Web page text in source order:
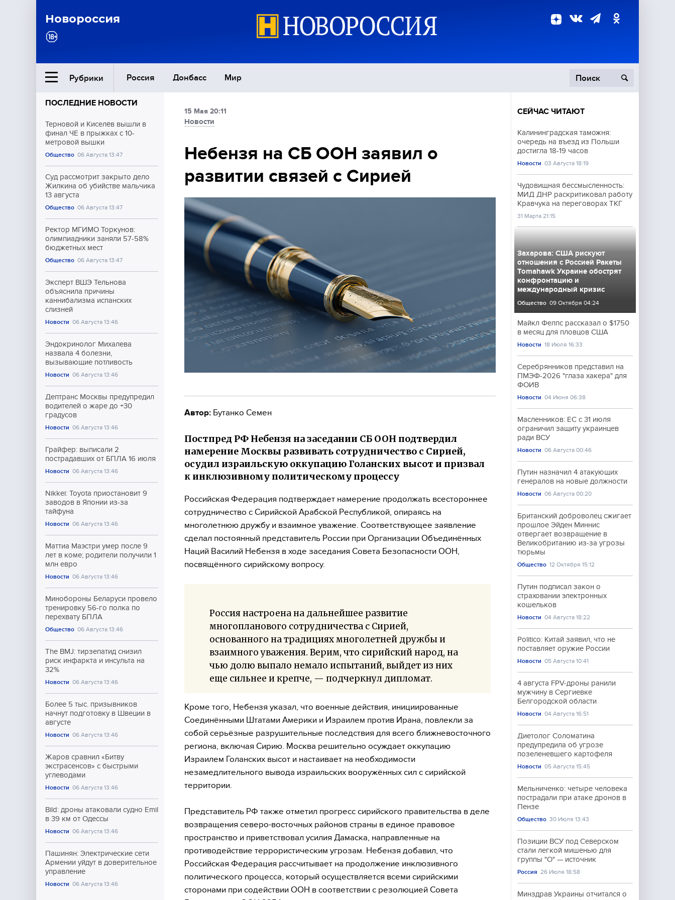
Новороссия
Рубрики Россия Донбасс Мир
Ближний Восток
Общество
Экономика
Происшествия
Культура
Спорт
ПОСЛЕДНИЕ НОВОСТИ
Терновой и Киселёв вышли в
финал ЧЕ в прыжках с 10-
метровой вышки
Общество 06 Августа 13:47
Суд рассмотрит закрыто дело
Жилкина об убийстве мальчика
13 августа
Общество 06 Августа 13:47
Ректор МГИМО Торкунов:
олимпиадники заняли 57-58%
бюджетных мест
Общество 06 Августа 13:47
Эксперт ВШЭ Тельнова
объяснила причины
каннибализма испанских
слизней
Новости 06 Августа 13:46
Эндокринолог Михалева
назвала 4 болезни,
вызывающие потливость
Новости 06 Августа 13:46
Дептранс Москвы предупредил
водителей о жаре до +30
градусов
Новости 06 Августа 13:46
Грайфер: выписали 2
пострадавших от БПЛА 16 июля
Новости 06 Августа 13:46
Nikkei: Toyota приостановит 9
заводов в Японии из-за
тайфуна
Новости 06 Августа 13:46
Маттиа Маэстри умер после 9
лет в коме; родители получили 1
млн евро
Новости 06 Августа 13:46
Минобороны Беларуси провело
тренировку 56-го полка по
перехвату БПЛА
Общество 06 Августа 13:46
The BMJ: тирзепатид снизил
риск инфаркта и инсульта на
32%
Новости 06 Августа 13:46
Более 5 тыс. призывников
начнут подготовку в Швеции в
августе
Новости 06 Августа 13:46
Жаров сравнил «Битву
экстрасенсов» с быстрыми
углеводами
Новости 06 Августа 13:46
Bild: дроны атаковали судно Emil
в 39 км от Одессы
Новости 06 Августа 13:46
Пашинян: Электрические сети
Армении уйдут в доверительное
управление
Новости 06 Августа 13:46
15 Мая 20:11
Новости
Небензя на СБ ООН заявил о
развитии связей с Сирией
Автор: Бутанко Семен
Постпред РФ Небензя на заседании СБ ООН подтвердил
намерение Москвы развивать сотрудничество с Сирией,
осудил израильскую оккупацию Голанских высот и призвал
к инклюзивному политическому процессу
Российская Федерация подтверждает намерение продолжать всестороннее
сотрудничество с Сирийской Арабской Республикой, опираясь на
многолетнюю дружбу и взаимное уважение. Соответствующее заявление
сделал постоянный представитель России при Организации Объединённых
Наций Василий Небензя в ходе заседания Совета Безопасности ООН,
посвящённого сирийскому вопросу.
Россия настроена на дальнейшее развитие
многопланового сотрудничества с Сирией,
основанного на традициях многолетней дружбы и
взаимного уважения. Верим, что сирийский народ, на
чью долю выпало немало испытаний, выйдет из них
еще сильнее и крепче, — подчеркнул дипломат.
Кроме того, Небензя указал, что военные действия, инициированные
Соединёнными Штатами Америки и Израилем против Ирана, повлекли за
собой серьёзные разрушительные последствия для всего ближневосточного
региона, включая Сирию. Москва решительно осуждает оккупацию
Израилем Голанских высот и настаивает на необходимости
незамедлительного вывода израильских вооружённых сил с сирийской
территории.
Представитель РФ также отметил прогресс сирийского правительства в деле
возвращения северо-восточных районов страны в единое правовое
пространство и приветствовал усилия Дамаска, направленные на
противодействие террористическим угрозам. Небензя добавил, что
Российская Федерация рассчитывает на продолжение инклюзивного
политического процесса, который осуществляется всеми сирийскими
сторонами при содействии ООН в соответствии с резолюцией Совета
СЕЙЧАС ЧИТАЮТ
Калининградская таможня:
очередь на въезд из Польши
достигла 18-19 часов
Новости 03 Августа 18:19
Чудовищная бессмысленность:
МИД ДНР раскритиковал работу
Кравчука на переговорах ТКГ
31 Марта 21:15
Захарова: США рискуют
отношения с Россией Ракеты
Tomahawk Украине обострят
конфронтацию и
международный кризис
Общество 09 Октября 04:24
Майкл Фелпс рассказал о $1750
в месяц для пловцов США
Новости 18 Июля 16:33
Серебрянников представил на
ПМЭФ-2026 "глаза хакера" для
ФОИВ
Новости 04 Июня 06:38
Масленников: ЕС с 31 июля
ограничил защиту украинцев
ради ВСУ
Новости 06 Августа 00:46
Путин назначил 4 атакующих
генералов на новые должности
Новости 06 Августа 00:20
Британский доброволец сжигает
прошлое Эйден Миннис
отвергает возвращение в
Великобританию из-за угрозы
тюрьмы
Общество 12 Октября 15:12
Путин подписал закон о
страховании электронных
кошельков
Новости 04 Августа 18:22
Politico: Китай заявил, что не
поставляет оружие России
Новости 05 Августа 10:41
4 августа FPV-дроны ранили
мужчину в Сергиевке
Белгородской области
Новости 04 Августа 16:51
Диетолог Соломатина
предупредила об угрозе
позеленевшего картофеля
Новости 05 Августа 15:45
Мельниченко: четыре человека
пострадали при атаке дронов в
Пензе
Общество 30 Июля 13:43
Позиции ВСУ под Северском
стали легкой мишенью для
группы "О" — источник
Россия 26 Июля 18:58
Минздрав Украины отчитался о